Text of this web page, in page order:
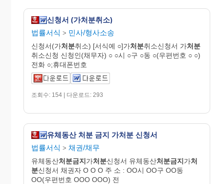
신청서 (가처분취소)
법률서식 > 민사/형사소송
신청서(가처분취소) [서식예 ○]가처분취소신청서 가처분
취소신청 신청인(채무자) ○ ○시 ○구 ○동 ○(우편번호 ○ ○)
전화 ○;휴대폰번호
조회수: 154 | 다운로드: 293
유체동산 처분 금지 가처분 신청서
법률서식 > 채권/채무
유체동산처분금지가처분신청서 유체동산처분금지가처
분신청서 채권자 O O O 주 소 : OO시 OO구 OO동
OO(우편번호 OOO OOO) 전